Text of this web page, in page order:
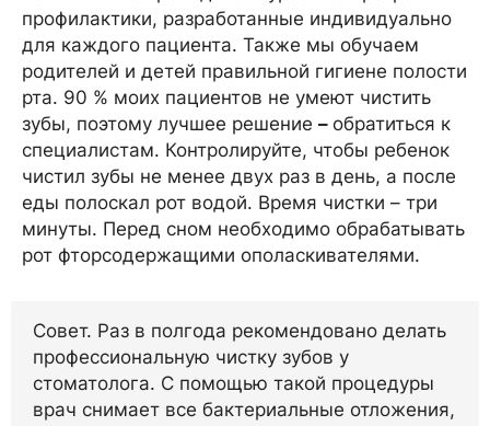
профилактики, разработанные индивидуально
для каждого пациента. Также мы обучаем
родителей и детей правильной гигиене полости
рта. 90 % моих пациентов не умеют чистить
зубы, поэтому лучшее решение – обратиться к
специалистам. Контролируйте, чтобы ребенок
чистил зубы не менее двух раз в день, а после
еды полоскал рот водой. Время чистки – три
минуты. Перед сном необходимо обрабатывать
рот фторсодержащими ополаскивателями.
Совет. Раз в полгода рекомендовано делать
профессиональную чистку зубов у
стоматолога. С помощью такой процедуры
врач снимает все бактериальные отложения,